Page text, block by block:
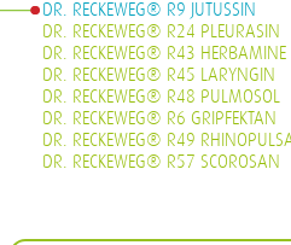
DR. RECKEWEG® R9 JUTUSSIN
DR. RECKEWEG® R24 PLEURASIN
DR. RECKEWEG® R43 HERBAMINE
DR. RECKEWEG® R45 LARYNGIN
DR. RECKEWEG® R48 PULMOSOL
DR. RECKEWEG® R6 GRIPFEKTAN
DR. RECKEWEG® R49
DR. RECKEWEG® R57 SCOROSAN